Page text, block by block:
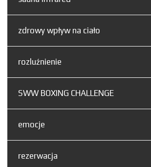
zdrowy wpływ na ciało
rozluźnienie
SWW BOXING CHALLENGE
emocje
rezerwacja